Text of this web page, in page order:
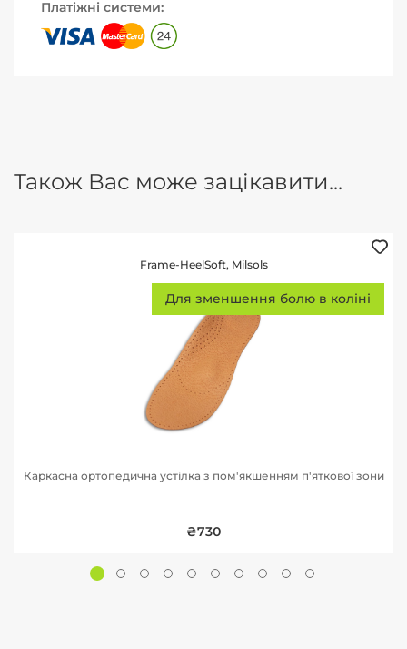
Платіжні системи:
Також Вас може зацікавити...
Frame-HeelSoft, Milsols
Для зменшення болю в коліні
Каркасна ортопедична устілка з пом'якшенням п'яткової зони
₴730